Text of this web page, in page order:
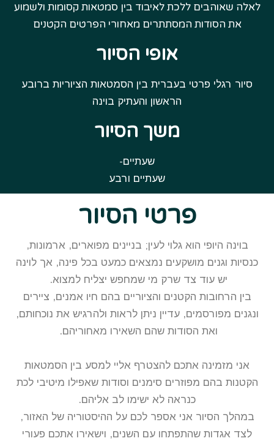
לאלה שאוהבים ללכת לאיבוד בין סמטאות קסומות ולשמוע
את הסודות המסתתרים מאחורי הפרטים הקטנים
אופי הסיור
סיור רגלי פרטי בעברית בין הסמטאות הציוריות ברובע
הראשון והעתיק בוינה
משך הסיור
שעתיים-
שעתיים ורבע
פרטי הסיור
בוינה היופי הוא גלוי לעין; בניינים מפוארים, ארמונות,
כנסיות וגנים מושקעים נמצאים כמעט בכל פינה, אך לוינה
יש עוד צד שרק מי שמחפש יצליח למצוא.
בין הרחובות הקטנים והציוריים בהם חיו אמנים, ציירים
ונגנים מפורסמים, עדיין ניתן לראות ולהרגיש את נוכחותם,
ואת הסודות שהם השאירו מאחוריהם.
אני מזמינה אתכם להצטרף אליי למסע בין הסמטאות
הקטנות בהם מפוזרים סימנים וסודות שאפילו מיטיבי לכת
כנראה לא ישימו לב אליהם.
במהלך הסיור אני אספר לכם על ההיסטוריה של האזור,
לצד אגדות שהתפתחו עם השנים, וישאירו אתכם פעורי